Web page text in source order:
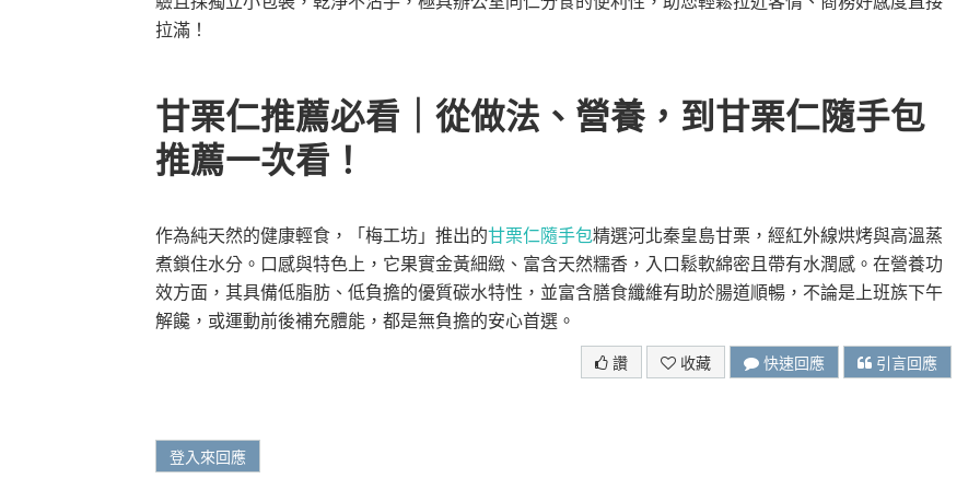
拉滿！
甘栗仁推薦必看｜從做法、營養，到甘栗仁隨手包
推薦一次看！
作為純天然的健康輕食，「梅工坊」推出的甘栗仁隨手包精選河北秦皇島甘栗，經紅外線烘烤與高溫蒸
煮鎖住水分。口感與特色上，它果實金黃細緻、富含天然糯香，入口鬆軟綿密且帶有水潤感。在營養功
效方面，其具備低脂肪、低負擔的優質碳水特性，並富含膳食纖維有助於腸道順暢，不論是上班族下午
解饞，或運動前後補充體能，都是無負擔的安心首選。
讚 收藏 快速回應 引言回應
登入來回應